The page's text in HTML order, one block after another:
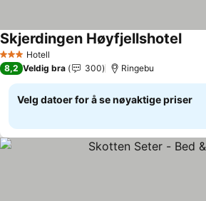
3 StjernerHotell
Skjerdingen Høyfjellshotel
8,2 Veldig bra 300 Ringebu
Velg datoer for å se nøyaktige priser